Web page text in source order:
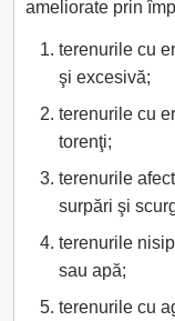
ameliorate prin
terenurile cu
şi excesivă;
terenurile cu
torenţi;
terenurile
surpări şi
terenurile
sau apă;
terenurile cu